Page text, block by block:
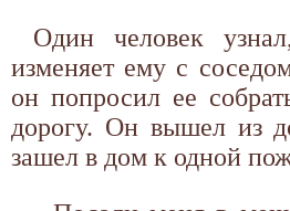
Один человек
изменяет ему с
он попросил ее
дорогу. Он вышел из
зашел в дом к одной